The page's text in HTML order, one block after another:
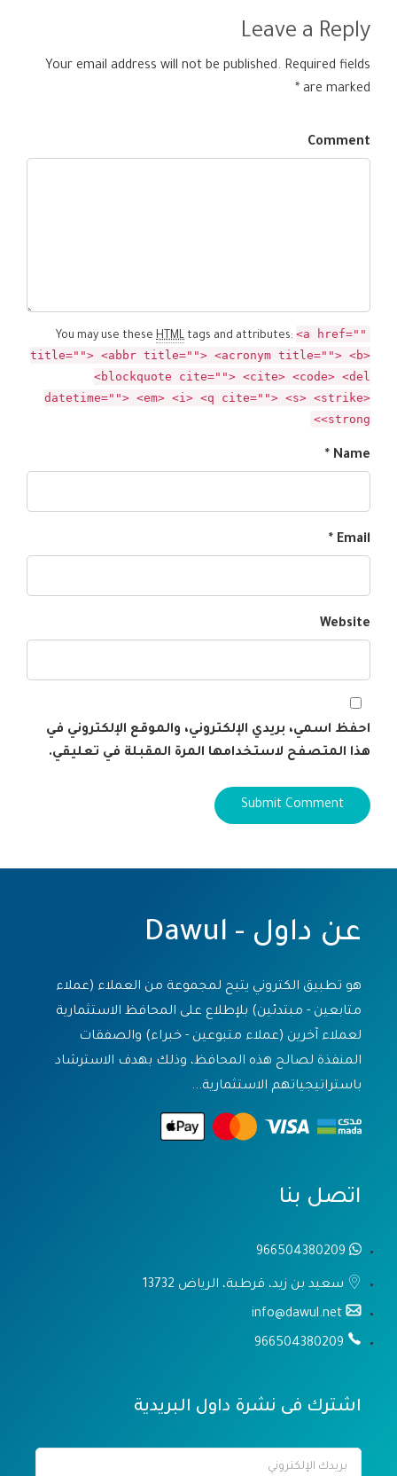
Leave a Reply
Your email address will not be published. Required fields
are marked *
Comment
You may use these HTML tags and attributes: <a href=""
title=""> <abbr title=""> <acronym title=""> <b>
<blockquote cite=""> <cite> <code> <del
datetime=""> <em> <i> <q cite=""> <s> <strike>
<strong>
Name *
Email *
Website
احفظ اسمي، بريدي الإلكتروني، والموقع الإلكتروني في
هذا المتصفح لاستخدامها المرة المقبلة في تعليقي.
عن داول - Dawul
هو تطبيق الكتروني يتيح لمجموعة من العملاء (عملاء
متابعين - مبتدئين) بلإطلاع على المحافظ الاستثمارية
لعملاء آخرين (عملاء متبوعين - خبراء) والصفقات
المنفذة لصالح هذه المحافظ، وذلك بهدف الاسترشاد
باستراتيجياتهم الاستثمارية...
اتصل بنا
966504380209
سعيد بن زيد، قرطبة، الرياض 13732
info@dawul.net
966504380209
اشترك فى نشرة داول البريدية